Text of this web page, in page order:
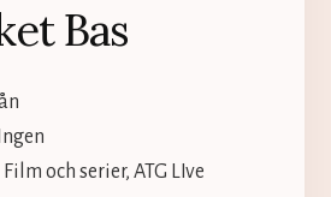
Bas
Ingen
Film och serier, ATG LIve